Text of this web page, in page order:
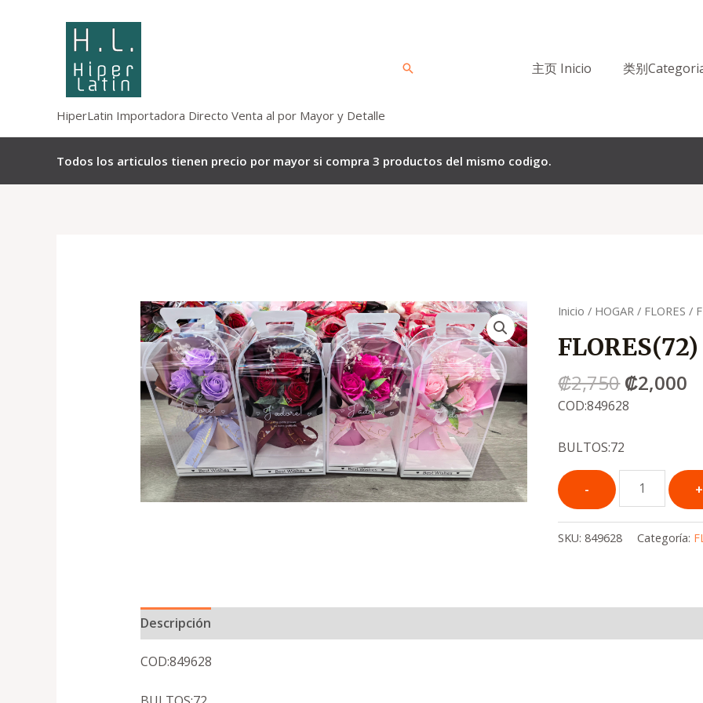
HiperLatin Importadora Directo Venta al por Mayor y Detalle
Buscar 主页 Inicio 类别
Todos los articulos tienen precio por mayor si compra 3 productos del mismo codigo.
Inicio / HOGAR / FLORES /
FLORES(72)
₡2,750
El
precio
original
era:
.
₡2,750
₡2,000
El
COD:849628
BULTOS:72
Quantity
SKU:849628 Categoría:
Descripción
COD:849628